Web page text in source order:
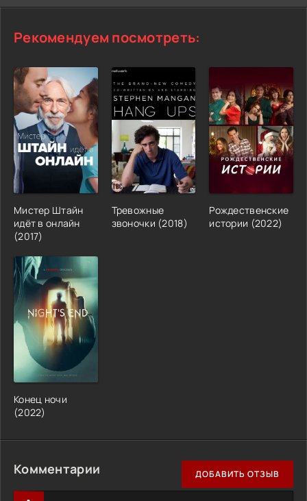
Рекомендуем посмотреть:
Мистер Штайн
идёт в онлайн
(2017)
Тревожные
звоночки (2018)
Рождественские
истории (2022)
Конец ночи
(2022)
Комментарии ДОБАВИТЬ ОТЗЫВ